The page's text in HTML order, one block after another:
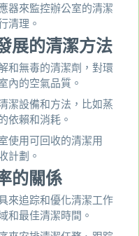
器來監控辦公室的清潔
清理。
展的清潔方法
和無毒的清潔劑，對環
內的空氣品質。
潔設備和方法，比如蒸
依賴和消耗。
使用可回收的清潔用
計劃。
的關係
來追踪和優化清潔工作
和最佳清潔時間。